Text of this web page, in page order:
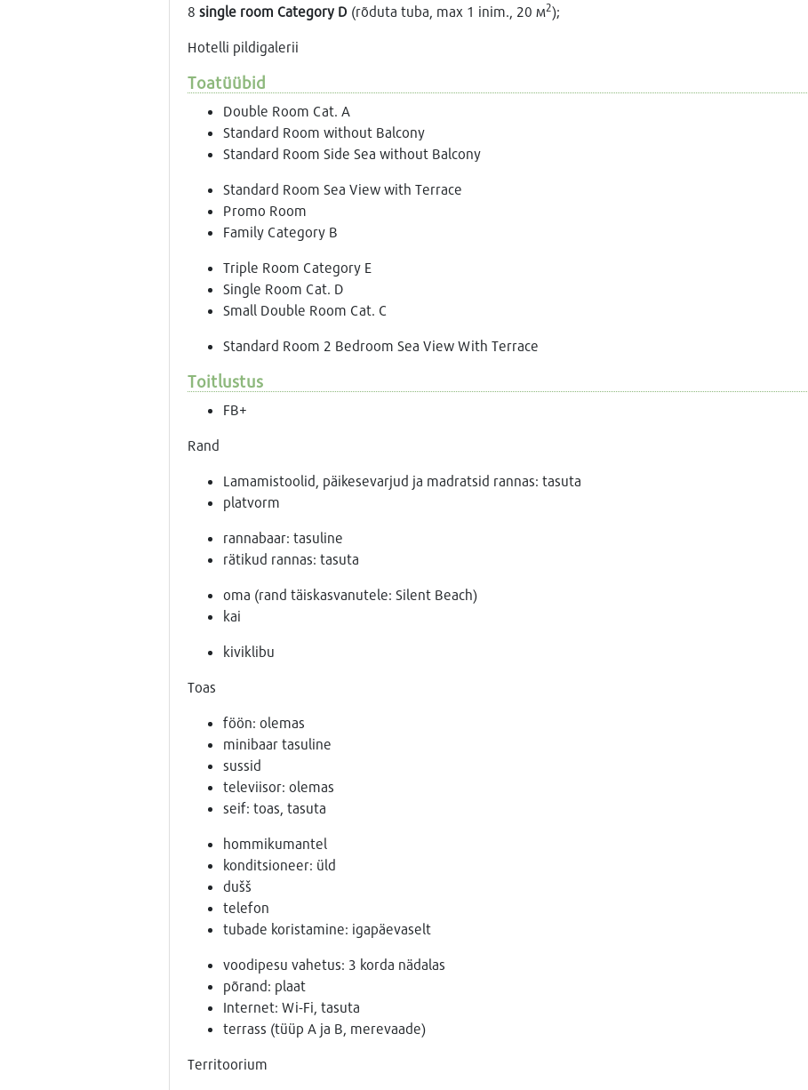
8 single room Сategory D (rõduta tuba, max 1 inim., 20 м2);
Hotelli pildigalerii
Toatüübid
Double Room Cat. A
Standard Room without Balcony
Standard Room Side Sea without Balcony
Standard Room Sea View with Terrace
Promo Room
Family Category B
Triple Room Category E
Single Room Cat. D
Small Double Room Cat. C
Standard Room 2 Bedroom Sea View With Terrace
Toitlustus
FB+
Rand
Lamamistoolid, päikesevarjud ja madratsid rannas: tasuta
platvorm
rannabaar: tasuline
rätikud rannas: tasuta
oma (rand täiskasvanutele: Silent Beach)
kai
kiviklibu
Toas
föön: olemas
minibaar tasuline
sussid
televiisor: olemas
seif: toas, tasuta
hommikumantel
konditsioneer: üld
dušš
telefon
tubade koristamine: igapäevaselt
voodipesu vahetus: 3 korda nädalas
põrand: plaat
Internet: Wi-Fi, tasuta
terrass (tüüp A ja B, merevaade)
Territoorium